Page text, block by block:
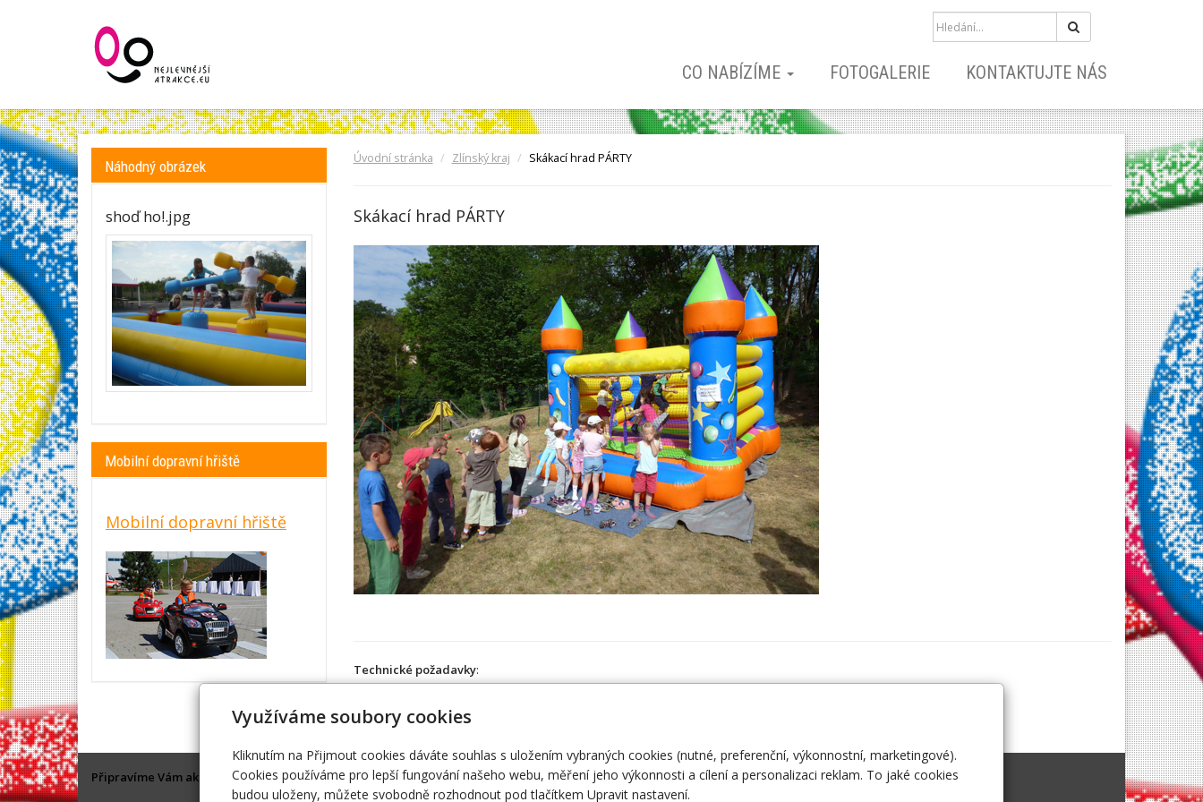
CO NABÍZÍME FOTOGALERIE KONTAKTUJTE NÁS
Úvodní stránka Zlínský kraj Skákací hrad PÁRTY
Skákací hrad PÁRTY
Technické požadavky:
Elektřina - 220 V,
Náhodný obrázek
shoď ho!.jpg
Mobilní dopravní hřiště
Mobilní dopravní hřiště
Připravíme Vám akci na klíč, nebo Vám ve spolupráci s Vámi zajistíme vše co budete potřebovat.
Využíváme soubory cookies
Kliknutím na Přijmout cookies dáváte souhlas s uložením vybraných cookies (nutné, preferenční, výkonnostní, marketingové).
Cookies používáme pro lepší fungování našeho webu, měření jeho výkonnosti a cílení a personalizaci reklam. To jaké cookies
budou uloženy, můžete svobodně rozhodnout pod tlačítkem Upravit nastavení.